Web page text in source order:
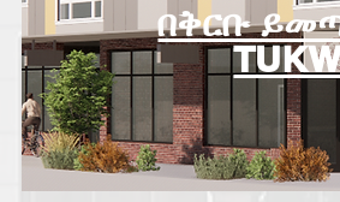
በቅርቡ